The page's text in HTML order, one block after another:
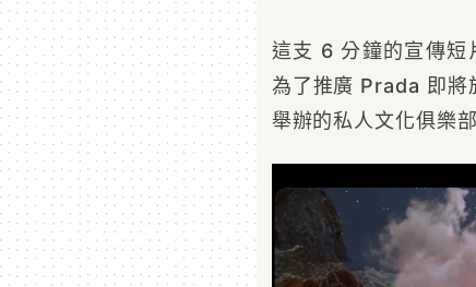
這支 6 分鐘的宣傳
為了推廣 Prada 即將
舉辦的私人文化俱樂